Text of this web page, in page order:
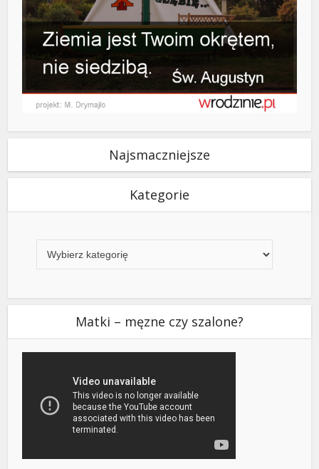
Najsmaczniejsze
Kategorie
Matki – męzne czy szalone?